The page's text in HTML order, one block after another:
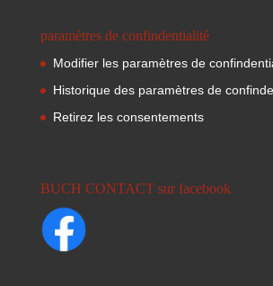
paramètres de confindentialité
Modifier les paramètres de
Historique des paramètres de
Retirez les consentements
BUCH CONTACT sur facebook